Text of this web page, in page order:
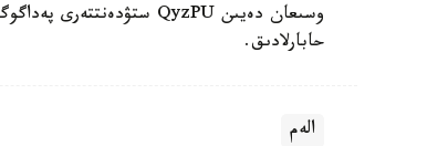
حابارلادىق.
الەم